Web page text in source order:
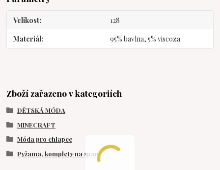
Velikost 128
Materiál 95% bavlna, 5% viscoza
Zboží zařazeno v kategoriích
DĚTSKÁ MÓDA
MINECRAFT
Móda pro chlapce
Pyžama, komplety na spaní